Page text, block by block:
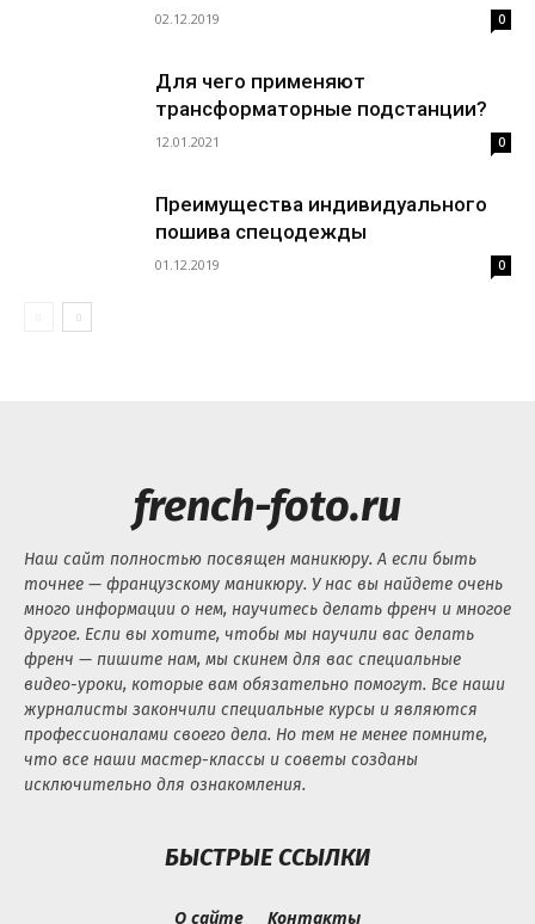
02.12.2019 0
Для чего применяют
трансформаторные подстанции?
12.01.2021 0
Преимущества индивидуального
пошива спецодежды
01.12.2019 0
french-foto.ru
Наш сайт полностью посвящен маникюру. А если быть
точнее — французскому маникюру. У нас вы найдете очень
много информации о нем, научитесь делать френч и многое
другое. Если вы хотите, чтобы мы научили вас делать
френч — пишите нам, мы скинем для вас специальные
видео-уроки, которые вам обязательно помогут. Все наши
журналисты закончили специальные курсы и являются
профессионалами своего дела. Но тем не менее помните,
что все наши мастер-классы и советы созданы
исключительно для ознакомления.
БЫСТРЫЕ ССЫЛКИ
О сайте Контакты